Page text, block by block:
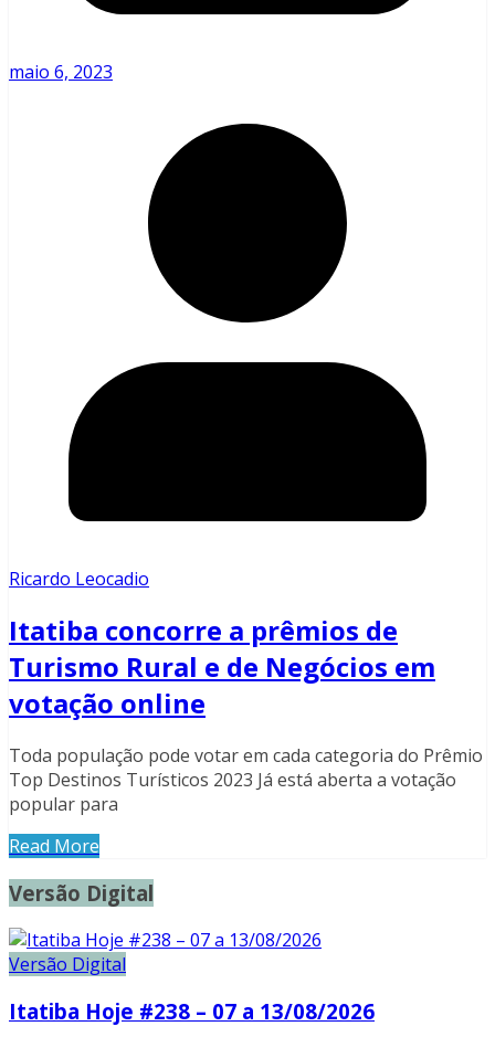
maio 6, 2023
Ricardo Leocadio
Itatiba concorre a prêmios de
Turismo Rural e de Negócios em
votação online
Toda população pode votar em cada categoria do Prêmio
Top Destinos Turísticos 2023 Já está aberta a votação
popular para
Read More
Versão Digital
Versão Digital
Itatiba Hoje #238 – 07 a 13/08/2026